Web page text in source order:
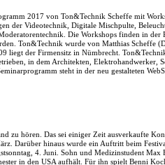
2017 von Ton&Technik Scheffe mit
der Videotechnik, Digitale Mischpulte,
Die Workshops finden in der
Ton&Technik wurde von Matthias Scheffe
liegt der Firmensitz in Nümbrecht.
in dem Architekten, Elektrohandwerker,
steht in der neu gestalteten
zu hören. Das sei einiger Zeit ausverkaufte
Darüber hinaus wurde ein Auftritt beim
4. Juni. Sohn und Medizinstudent
in den USA aufhält. Für ihn spielt Benni